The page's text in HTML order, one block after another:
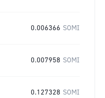
0.006366 SOMI
0.007958 SOMI
0.127328 SOMI